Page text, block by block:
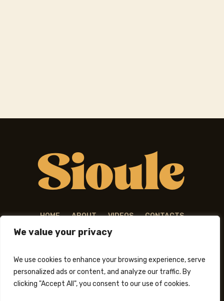
We value your privacy
We use cookies to enhance your browsing experience, serve
personalized ads or content, and analyze our traffic. By
clicking "Accept All", you consent to our use of cookies.
HOME ABOUT VIDEOS CONTACTS